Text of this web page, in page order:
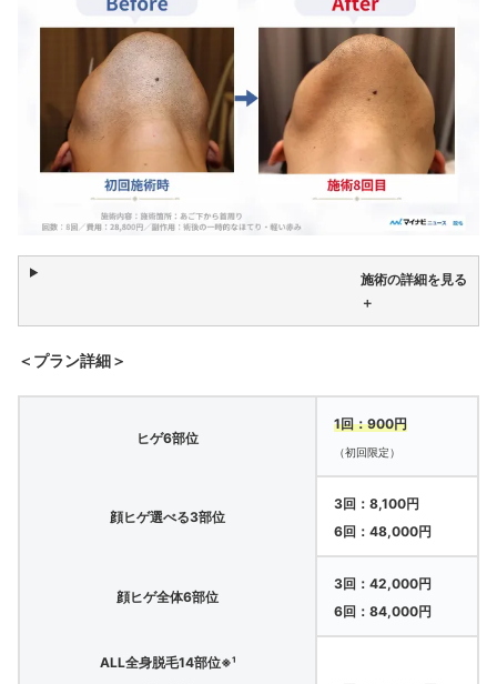
施術の詳細を見る
＋
＜プラン詳細＞
ヒゲ6部位
1回：900円
（初回限定）
顔ヒゲ選べる3部位
3回：8,100円
6回：48,000円
顔ヒゲ全体6部位
3回：42,000円
6回：84,000円
ALL全身脱毛14部位※¹